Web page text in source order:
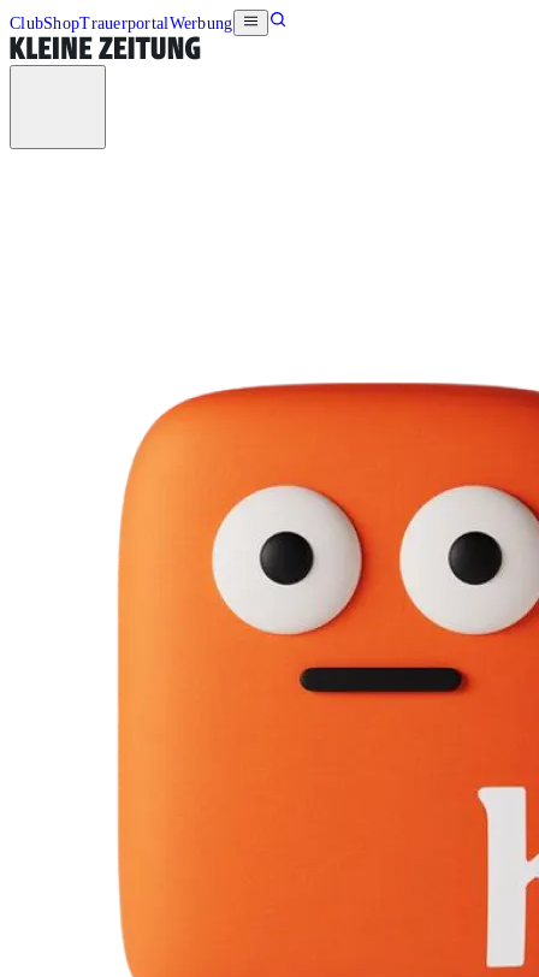
ClubShopTrauerportalWerbung